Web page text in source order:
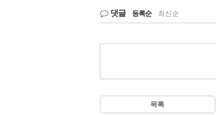
댓글 등록순 최신순
목록